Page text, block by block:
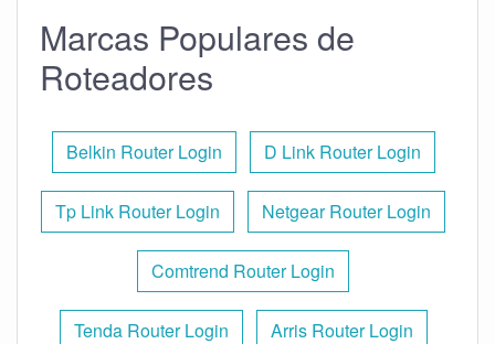
Marcas Populares de
Roteadores
Belkin Router Login D Link Router Login
Tp Link Router Login Netgear Router Login
Comtrend Router Login
Tenda Router Login Arris Router Login